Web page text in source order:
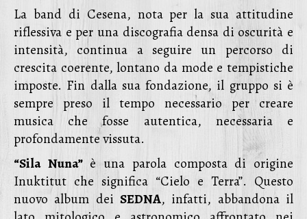
La band di Cesena, nota per la sua attitudine
riflessiva e per una discografia densa di oscurità e
intensità, continua a seguire un percorso di
crescita coerente, lontano da mode e tempistiche
imposte. Fin dalla sua fondazione, il gruppo si è
sempre preso il tempo necessario per creare
musica che fosse autentica, necessaria e
profondamente vissuta.
“Sila Nuna”è una parola composta di origine
Inuktitut che significa “Cielo e Terra”. Questo
nuovo album dei SEDNA, infatti, abbandona il